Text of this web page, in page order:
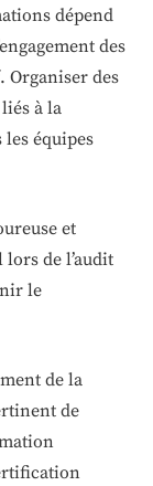
dépend
des
des
à la
équipes
et
de l’audit
le
de la
de